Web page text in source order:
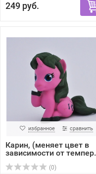
249 руб.
избранное сравнить
Карин, (меняет цвет в
зависимости от
(0)